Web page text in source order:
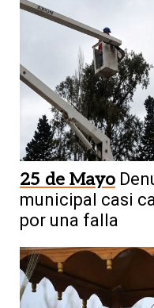
25 de Mayo
municipal casi
por una falla